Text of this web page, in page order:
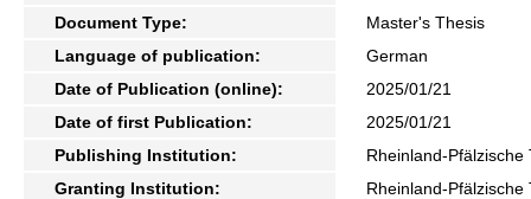
Document Type:
Master's Thesis
Language of publication:
German
Date of Publication (online):
2025/01/21
Date of first Publication:
2025/01/21
Publishing Institution:
Rheinland-
Granting Institution:
Rheinland-